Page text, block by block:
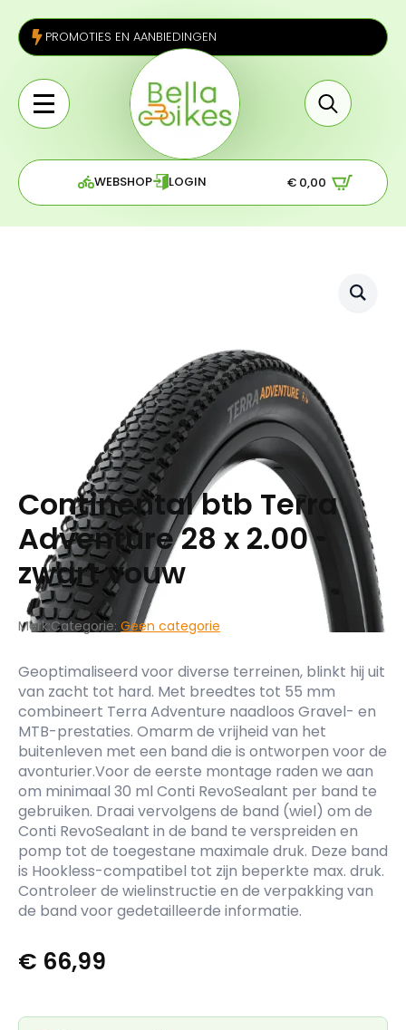
PROMOTIES EN AANBIEDINGEN
for:
WEBSHOP LOGIN € 0,00
Continental btb Terra
Adventure 28 x 2.00
zwart vouw
Merk:Categorie: Geen categorie
Geoptimaliseerd voor diverse terreinen, blinkt hij uit
van zacht tot hard. Met breedtes tot 55 mm
combineert Terra Adventure naadloos Gravel- en
MTB-prestaties. Omarm de vrijheid van het
buitenleven met een band die is ontworpen voor de
avonturier.Voor de eerste montage raden we aan
om minimaal 30 ml Conti RevoSealant per band te
gebruiken. Draai vervolgens de band (wiel) om de
Conti RevoSealant in de band te verspreiden en
pomp tot de toegestane maximale druk. Deze band
is Hookless-compatibel tot zijn beperkte max. druk.
Controleer de wielinstructie en de verpakking van
de band voor gedetailleerde informatie.
€ 66,99